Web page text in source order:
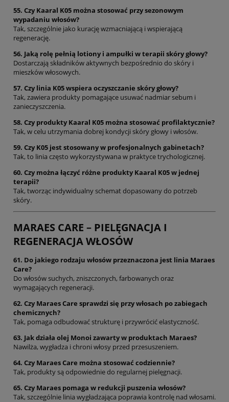
55. Czy Kaaral K05 można stosować przy sezonowym
wypadaniu włosów?
Tak, szczególnie jako kurację wzmacniającą i wspierającą
regenerację.
56. Jaką rolę pełnią lotiony i ampułki w terapii skóry głowy?
Dostarczają składników aktywnych bezpośrednio do skóry i
mieszków włosowych.
57. Czy linia K05 wspiera oczyszczanie skóry głowy?
Tak, zawiera produkty pomagające usuwać nadmiar sebum i
zanieczyszczenia.
58. Czy produkty Kaaral K05 można stosować profilaktycznie?
Tak, w celu utrzymania dobrej kondycji skóry głowy i włosów.
59. Czy K05 jest stosowany w profesjonalnych gabinetach?
Tak, to linia często wykorzystywana w praktyce trychologicznej.
60. Czy można łączyć różne produkty Kaaral K05 w jednej
terapii?
Tak, tworząc indywidualny schemat dopasowany do potrzeb
skóry.
MARAES CARE – PIELĘGNACJA I
REGENERACJA WŁOSÓW
61. Do jakiego rodzaju włosów przeznaczona jest linia Maraes
Care?
Do włosów suchych, zniszczonych, farbowanych oraz
wymagających regeneracji.
62. Czy Maraes Care sprawdzi się przy włosach po zabiegach
chemicznych?
Tak, pomaga odbudować strukturę i przywrócić elastyczność.
63. Jak działa olej Monoi zawarty w produktach Maraes?
Nawilża, wygładza i chroni włosy przed przesuszeniem.
64. Czy Maraes Care można stosować codziennie?
Tak, produkty są odpowiednie do regularnej pielęgnacji.
65. Czy Maraes pomaga w redukcji puszenia włosów?
Tak, szczególnie linia wygładzająca poprawia kontrolę nad włosami.